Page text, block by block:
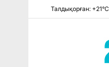
Талдықорған: +21°C